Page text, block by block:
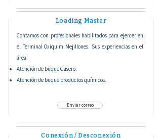
Loading Master
Contamos con profesionales habilitados para ejercer en
el Terminal Oxiquim Mejillones. Sus experiencias en el
área:
Atención de buque Gasero.
Atención de buque productos químicos.
Enviar correo
Conexión / Desconexión